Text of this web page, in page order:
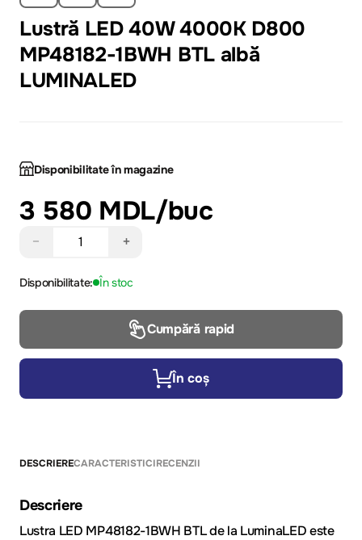
Lustră LED 40W 4000K D800
MP48182-1BWH BTL albă
LUMINALED
Disponibilitate în magazine
3 580 MDL/buc
− +
Disponibilitate: În stoc
Cumpără rapid
În coș
DESCRIERECARACTERISTICIRECENZII
Descriere
Lustra LED MP48182-1BWH BTL de la LuminaLED este